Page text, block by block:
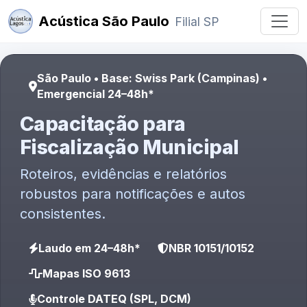
Acústica São Paulo Filial SP
São Paulo • Base: Swiss Park (Campinas) •
Emergencial 24–48h*
Capacitação para
Fiscalização Municipal
Roteiros, evidências e relatórios
robustos para notificações e autos
consistentes.
Laudo em 24–48h*
NBR 10151/10152
Mapas ISO 9613
Controle DATEQ (SPL, DCM)